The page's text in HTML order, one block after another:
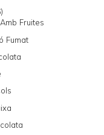
Fruites
Fumat